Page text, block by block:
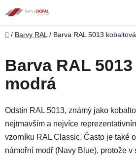
na
obsah
Domů
/ Barvy RAL / Barva RAL 5013
Barva RAL
modrá
Odstín RAL 5013, známý jako
nejtmavším a nejvíce
vzorníku RAL Classic. Často je také
námořní modř (Navy Blue), protože v